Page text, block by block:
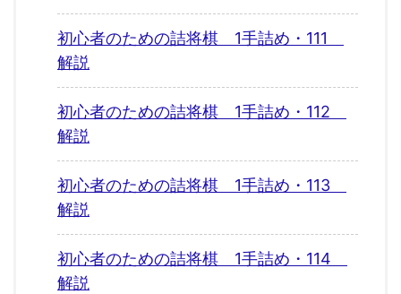
初心者のための詰将棋 1手詰め・111
解説
初心者のための詰将棋 1手詰め・112
解説
初心者のための詰将棋 1手詰め・113
解説
初心者のための詰将棋 1手詰め・114
解説